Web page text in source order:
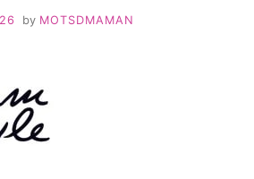
by MOTSDMAMAN